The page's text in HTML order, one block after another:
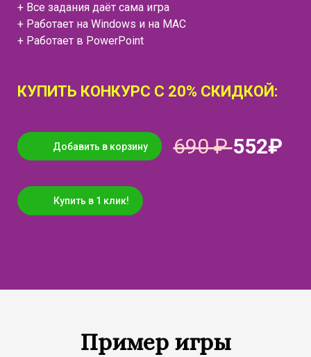
+ Все задания даёт сама игра
+ Работает на Windows и на MAC
+ Работает в PowerPoint
КУПИТЬ КОНКУРС С 20% СКИДКОЙ:
Добавить в корзину 690 ₽552₽
Купить в 1 клик!
Пример игры